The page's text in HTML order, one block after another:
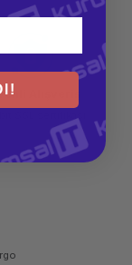
Alışveriş
SSL sertifikası